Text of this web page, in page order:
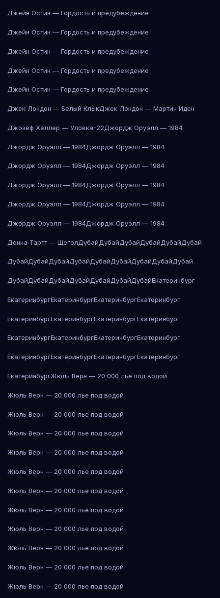
Джейн Остин — Гордость и предубеждение
Джейн Остин — Гордость и предубеждение
Джейн Остин — Гордость и предубеждение
Джейн Остин — Гордость и предубеждение
Джейн Остин — Гордость и предубеждение
Джек Лондон — Белый КлыкДжек Лондон — Мартин Иден
Джозеф Хеллер — Уловка-22Джордж Оруэлл — 1984
Джордж Оруэлл — 1984Джордж Оруэлл — 1984
Джордж Оруэлл — 1984Джордж Оруэлл — 1984
Джордж Оруэлл — 1984Джордж Оруэлл — 1984
Джордж Оруэлл — 1984Джордж Оруэлл — 1984
Джордж Оруэлл — 1984Джордж Оруэлл — 1984
Донна Тартт — ЩеголДубайДубайДубайДубайДубайДубай
ДубайДубайДубайДубайДубайДубайДубайДубайДубай
ДубайДубайДубайДубайДубайДубайДубайЕкатеринбург
ЕкатеринбургЕкатеринбургЕкатеринбургЕкатеринбург
ЕкатеринбургЕкатеринбургЕкатеринбургЕкатеринбург
ЕкатеринбургЕкатеринбургЕкатеринбургЕкатеринбург
ЕкатеринбургЕкатеринбургЕкатеринбургЕкатеринбург
ЕкатеринбургЖюль Верн — 20 000 лье под водой
Жюль Верн — 20 000 лье под водой
Жюль Верн — 20 000 лье под водой
Жюль Верн — 20 000 лье под водой
Жюль Верн — 20 000 лье под водой
Жюль Верн — 20 000 лье под водой
Жюль Верн — 20 000 лье под водой
Жюль Верн — 20 000 лье под водой
Жюль Верн — 20 000 лье под водой
Жюль Верн — 20 000 лье под водой
Жюль Верн — 20 000 лье под водой
Жюль Верн — 20 000 лье под водой